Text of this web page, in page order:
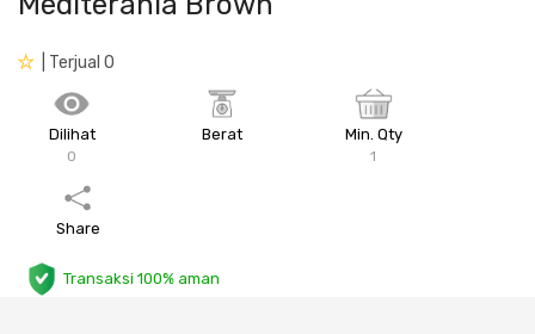
Sanitari & Aksesorisnya
Aksesoris Perabot
Besi Profil & Plat
Semen & Sejenisnya
Pompa dan Pipa
| Terjual 0
Dilihat
0
Berat Min. Qty
1
Share
Transaksi 100% aman